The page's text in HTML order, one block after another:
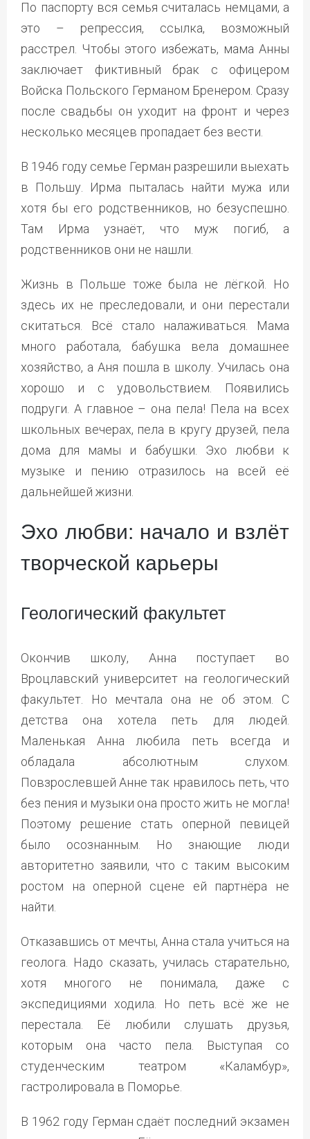
По паспорту вся семья считалась немцами, а
это – репрессия, ссылка, возможный
расстрел. Чтобы этого избежать, мама Анны
заключает фиктивный брак с офицером
Войска Польского Германом Бренером. Сразу
после свадьбы он уходит на фронт и через
несколько месяцев пропадает без вести.
В 1946 году семье Герман разрешили выехать
в Польшу. Ирма пыталась найти мужа или
хотя бы его родственников, но безуспешно.
Там Ирма узнаёт, что муж погиб, а
родственников они не нашли.
Жизнь в Польше тоже была не лёгкой. Но
здесь их не преследовали, и они перестали
скитаться. Всё стало налаживаться. Мама
много работала, бабушка вела домашнее
хозяйство, а Аня пошла в школу. Училась она
хорошо и с удовольствием. Появились
подруги. А главное – она пела! Пела на всех
школьных вечерах, пела в кругу друзей, пела
дома для мамы и бабушки. Эхо любви к
музыке и пению отразилось на всей её
дальнейшей жизни.
Эхо любви: начало и взлёт
творческой карьеры
Геологический факультет
Окончив школу, Анна поступает во
Вроцлавский университет на геологический
факультет. Но мечтала она не об этом. С
детства она хотела петь для людей.
Маленькая Анна любила петь всегда и
обладала абсолютным слухом.
Повзрослевшей Анне так нравилось петь, что
без пения и музыки она просто жить не могла!
Поэтому решение стать оперной певицей
было осознанным. Но знающие люди
авторитетно заявили, что с таким высоким
ростом на оперной сцене ей партнёра не
найти.
Отказавшись от мечты, Анна стала учиться на
геолога. Надо сказать, училась старательно,
хотя многого не понимала, даже с
экспедициями ходила. Но петь всё же не
перестала. Её любили слушать друзья,
которым она часто пела. Выступая со
студенческим театром «Каламбур»,
гастролировала в Поморье.
В 1962 году Герман сдаёт последний экзамен